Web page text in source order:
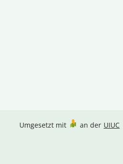
Umgesetzt mit an der UIUC